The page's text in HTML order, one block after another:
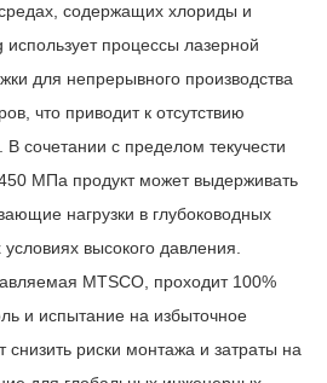
содержащих хлориды и
процессы лазерной
для непрерывного производства
что приводит к отсутствию
сочетании с пределом текучести
МПа продукт может выдерживать
нагрузки в глубоководных
высокого давления.
MTSCO, проходит 100%
и испытание на избыточное
снизить риски монтажа и затраты на